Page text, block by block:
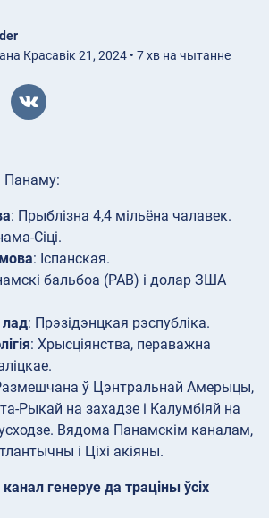
Красавік 21, 2024 • 7 хв на чытанне
Панаму:
: Прыблізна 4,4 мільёна чалавек.
Сіці.
: Іспанская.
бальбоа (PAB) і долар ЗША
: Прэзідэнцкая рэспубліка.
: Хрысціянства, пераважна
ў Цэнтральнай Амерыцы,
Рыкай на захадзе і Калумбіяй на
Вядома Панамскім каналам,
і Ціхі акіяны.
генеруе да траціны ўсіх